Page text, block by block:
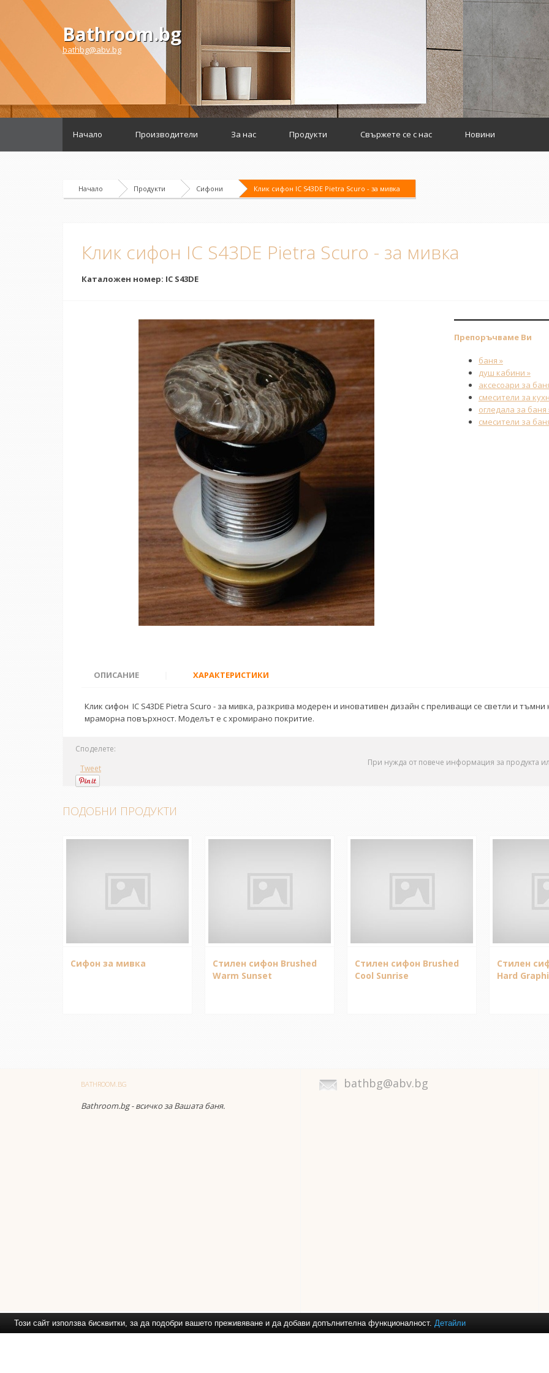
Bathroom.bg
bathbg@abv.bg
Начало Производители За нас Продукти Свържете се с нас Новини
Начало Продукти Сифони Клик сифон IC S43DE Pietra Scuro - за мивка
Клик сифон IC S43DE Pietra Scuro - за мивка
Каталожен номер: IC S43DE
Препоръчваме Ви
баня »
душ кабини »
аксесоари за
смесители за
огледала за баня
смесители за
ОПИСАНИЕ ХАРАКТЕРИСТИКИ
Клик сифон IC S43DE Pietra Scuro - за мивка, разкрива модерен и иновативен дизайн с преливащи се светли и
мраморна повърхност. Моделът е с хромирано покритие.
Споделете:
Tweet
При нужда от повече информация за продукта
ПОДОБНИ ПРОДУКТИ
Сифон за мивка
Стилен сифон Brushed
Warm Sunset
Стилен сифон Brushed
Cool Sunrise
Стилен
Hard
BATHROOM.BG
Bathroom.bg - всичко за Вашата баня.
bathbg@abv.bg
Този сайт използва бисквитки, за да подобри вашето преживяване и да добави допълнителна функционалност. Детайли